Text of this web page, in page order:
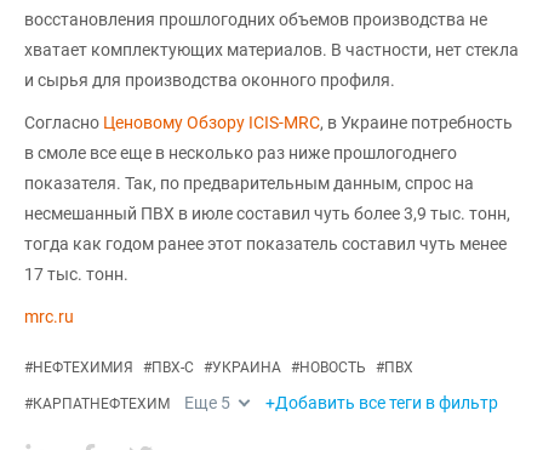
восстановления прошлогодних объемов производства не
хватает комплектующих материалов. В частности, нет стекла
и сырья для производства оконного профиля.
Согласно Ценовому Обзору ICIS-MRC, в Украине потребность
в смоле все еще в несколько раз ниже прошлогоднего
показателя. Так, по предварительным данным, спрос на
несмешанный ПВХ в июле составил чуть более 3,9 тыс. тонн,
тогда как годом ранее этот показатель составил чуть менее
17 тыс. тонн.
mrc.ru
#НЕФТЕХИМИЯ #ПВХ-С #УКРАИНА #НОВОСТЬ #ПВХ
#КАРПАТНЕФТЕХИМ Еще 5 +Добавить все теги в фильтр